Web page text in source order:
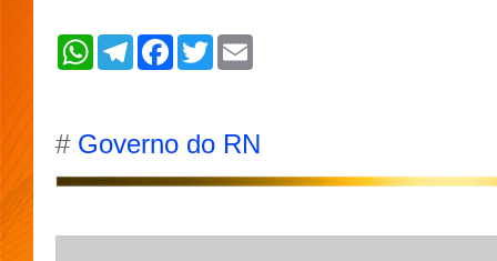
W
A
p
T
e
a
F
a
o
T
w
r
# Governo do RN